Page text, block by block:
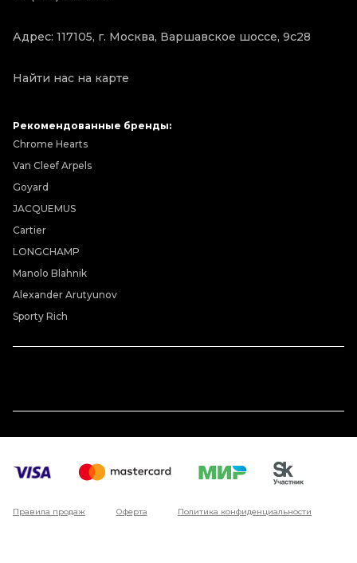
Адрес: 117105, г. Москва, Варшавское шоссе, 9с28
Найти нас на карте
Рекомендованные бренды:
Chrome Hearts
Van Cleef Arpels
Goyard
JACQUEMUS
Cartier
LONGCHAMP
Manolo Blahnik
Alexander Arutyunov
Sporty Rich
Правила продаж Оферта Политика конфиденциальности